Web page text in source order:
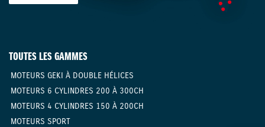
TOUTES LES GAMMES
MOTEURS GEKI À DOUBLE HÉLICES
MOTEURS 6 CYLINDRES 200 À 300CH
MOTEURS 4 CYLINDRES 150 À 200CH
MOTEURS SPORT